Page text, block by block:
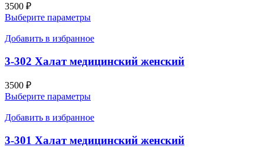
3500 ₽
Выберите параметры
Добавить в избранное
3-302 Халат медицинский женский
3500 ₽
Выберите параметры
Добавить в избранное
3-301 Халат медицинский женский